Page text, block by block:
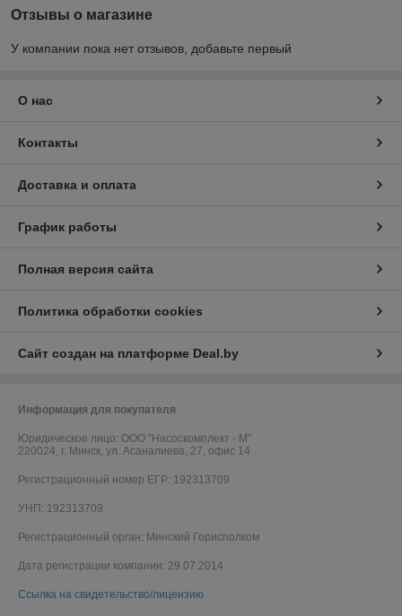
Отзывы о магазине
У компании пока нет отзывов, добавьте первый
О нас
Контакты
Доставка и оплата
График работы
Полная версия сайта
Политика обработки cookies
Сайт создан на платформе Deal.by
Информация для покупателя
Юридическое лицо: ООО "Насоскомплект - М"
220024, г. Минск, ул. Асаналиева, 27, офис 14
Регистрационный номер ЕГР: 192313709
УНП: 192313709
Регистрационный орган: Минский Горисполком
Дата регистрации компании: 29.07.2014
Ссылка на свидетельство/лицензию